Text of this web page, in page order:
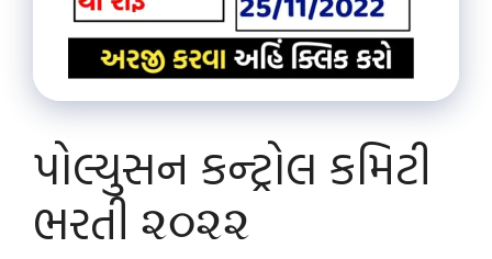
પોલ્યુસન કન્ટ્રોલ કમિટી
ભરતી ૨૦૨૨